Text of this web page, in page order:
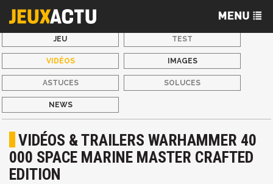
JEU TEST
VIDÉOS IMAGES
ASTUCES SOLUCES
NEWS
VIDÉOS & TRAILERS WARHAMMER 40
000 SPACE MARINE MASTER CRAFTED
EDITION